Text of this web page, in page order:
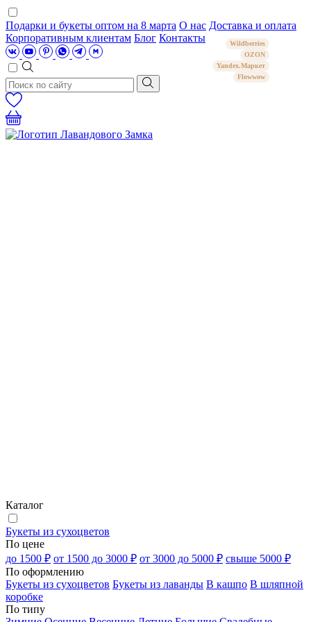
Подарки и букеты оптом на 8 марта О нас Доставка и оплата
Корпоративным клиентам Блог Контакты
Wildberries
OZON
Yandex.Маркет
Flowwow
Каталог
Букеты из сухоцветов
По цене
до 1500 ₽ от 1500 до 3000 ₽ от 3000 до 5000 ₽ свыше 5000 ₽
По оформлению
Букеты из сухоцветов Букеты из лаванды В кашпо В шляпной
коробке
По типу